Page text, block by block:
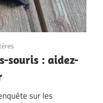
souris : aidez-
sur les